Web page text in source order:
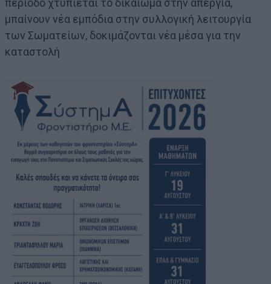
περίοδο χτυπιέται το δικαίωμα στην απεργία,
μπαίνουν νέα εμπόδια στην συλλογική λειτουργία
των Σωματείων, δοκιμάζονται νέα μέσα για την
καταστολή